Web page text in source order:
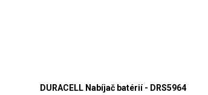
DURACELL Nabíjač batérií - DRS5964